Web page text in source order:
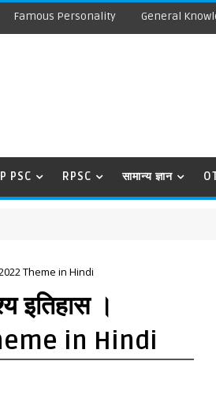
Famous Personality General
PSC RPSC सामान्य ज्ञान
2022 Theme in Hindi
इतिहास ।
in Hindi